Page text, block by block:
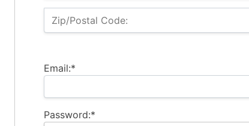
Zip/Postal Code:
Email:*
Password:*